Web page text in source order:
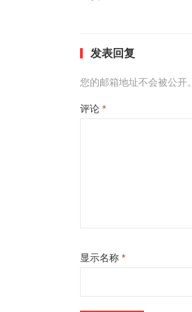
发表回复
您的邮箱地址不会被公开。
评论 *
显示名称 *